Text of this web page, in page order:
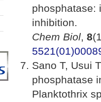
phosphatase:
inhibition.
Chem Biol,8
Sano T, Usui
phosphatase
Planktothrix